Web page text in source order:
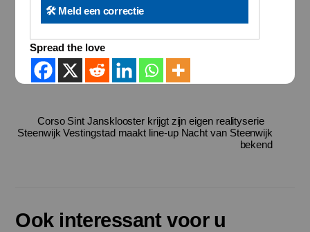
🛠️ Meld een correctie
Spread the love
Corso Sint Jansklooster krijgt zijn eigen realityserie
Steenwijk Vestingstad maakt line-up Nacht van Steenwijk
bekend
Ook interessant voor u